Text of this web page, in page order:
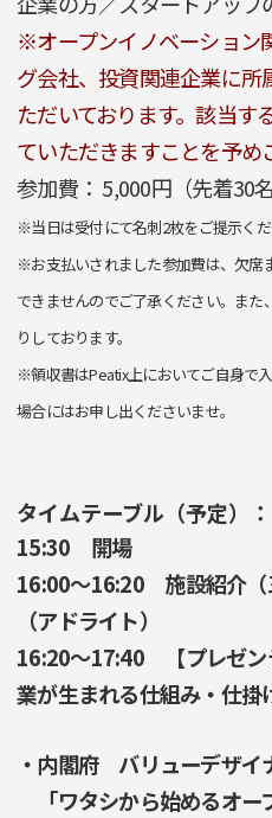
※オープンイノベーション
グ会社、投資関連企業に
ただいております。該当す
ていただきますことを予め
参加費： 5,000円（先着30名
※当日は受付にて名刺2枚をご提示くだ
※お支払いされました参加費は、欠席
できませんのでご了承ください。ま
りしております。
※領収書はPeatix上においてご自身で
場合にはお申し出くださいませ。
タイムテーブル（予定）：
15:30 開場
16:00～16:20 施設紹介（
（アドライト）
16:20～17:40 【プレゼン
業が生まれる仕組み・仕掛
・内閣府 バリューデザイ
「ワタシから始めるオー